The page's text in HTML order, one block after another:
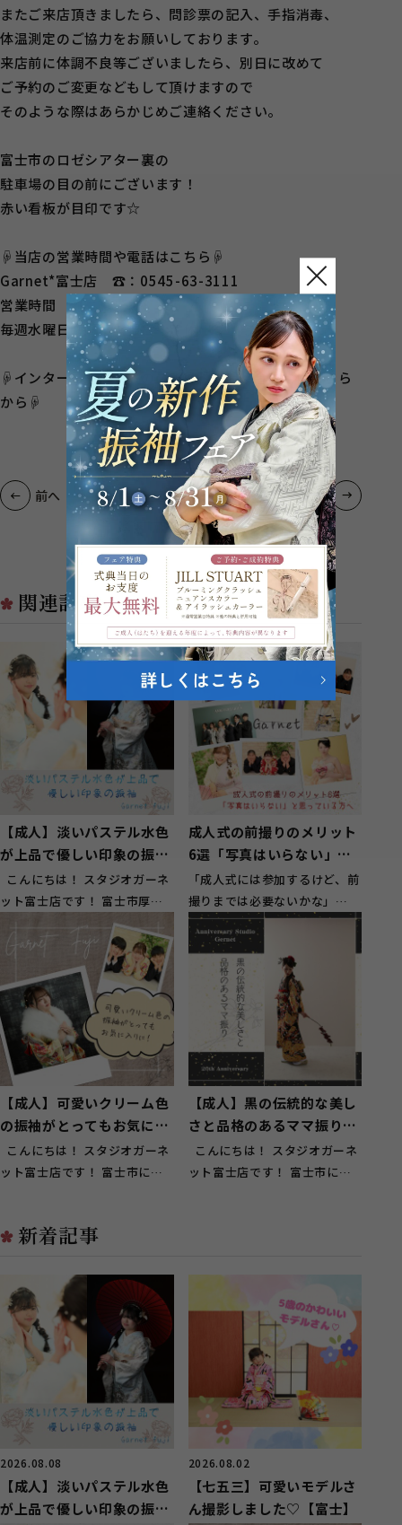
またご来店頂きましたら、問診票の記入、手指消毒、
体温測定のご協力をお願いしております。
来店前に体調不良等ございましたら、別日に改めて
ご予約のご変更などもして頂けますので
そのような際はあらかじめご連絡ください。
富士市のロゼシアター裏の
駐車場の目の前にございます！
赤い看板が目印です☆
☟当店の営業時間や電話はこちら☟
Garnet*富士店 ☎：0545-63-3111
営業時間 10：00～18：30
毎週水曜日,毎月3火曜日 定休
☟インターネットからのご予約、お問い合わせはこちら
から☟
前へ 一覧へ戻る 次へ
関連記事
【成人】淡いパステル水色
が上品で優しい印象の振袖
【富士市厚原】
こんにちは！ スタジオガーネ
ット富士店です！ 富士市厚原
にお住いのお客様にもご来店頂
い...
成人式の前撮りのメリット
6選「写真はいらない」と
思っている方へ
「成人式には参加するけど、前
撮りまでは必要ないかな」
「アルバムを見返すこともない
し、写真にお金...
【成人】可愛いクリーム色
の振袖がとってもお気に入
りに！【富士】
こんにちは！ スタジオガーネ
ット富士店です！ 富士市にお
【成人】黒の伝統的な美し
さと品格のあるママ振りを
小物アレンジ【富士】
こんにちは！ スタジオガーネ
ット富士店です！ 富士市にお
新着記事
2026.08.08
【成人】淡いパステル水色
が上品で優しい印象の振袖
2026.08.02
【七五三】可愛いモデルさ
ん撮影しました♡【富士】